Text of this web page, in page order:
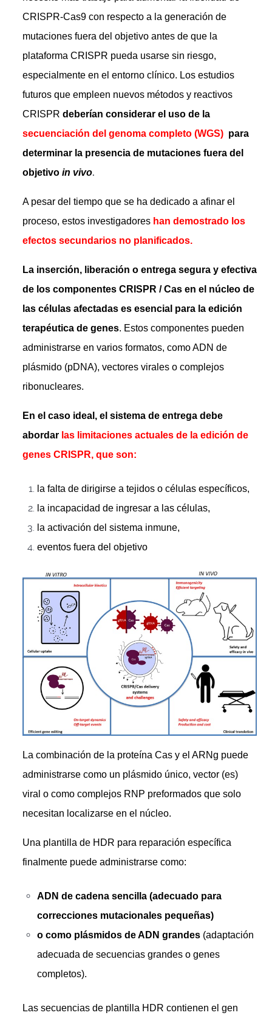
CRISPR-Cas9 con respecto a la generación de
mutaciones fuera del objetivo antes de que la
plataforma CRISPR pueda usarse sin riesgo,
especialmente en el entorno clínico. Los estudios
futuros que empleen nuevos métodos y reactivos
CRISPR deberían considerar el uso de la
secuenciación del genoma completo (WGS) para
determinar la presencia de mutaciones fuera del
objetivo in vivo.
A pesar del tiempo que se ha dedicado a afinar el
proceso, estos investigadores han demostrado los
efectos secundarios no planificados.
La inserción, liberación o entrega segura y efectiva
de los componentes CRISPR / Cas en el núcleo de
las células afectadas es esencial para la edición
terapéutica de genes. Estos componentes pueden
administrarse en varios formatos, como ADN de
plásmido (pDNA), vectores virales o complejos
ribonucleares.
En el caso ideal, el sistema de entrega debe
abordar las limitaciones actuales de la edición de
genes CRISPR, que son:
la falta de dirigirse a tejidos o células específicos,
la incapacidad de ingresar a las células,
la activación del sistema inmune,
eventos fuera del objetivo
La combinación de la proteína Cas y el ARNg puede
administrarse como un plásmido único, vector (es)
viral o como complejos RNP preformados que solo
necesitan localizarse en el núcleo.
Una plantilla de HDR para reparación específica
finalmente puede administrarse como:
ADN de cadena sencilla (adecuado para
correcciones mutacionales pequeñas)
o como plásmidos de ADN grandes (adaptación
adecuada de secuencias grandes o genes
completos).
Las secuencias de plantilla HDR contienen el gen